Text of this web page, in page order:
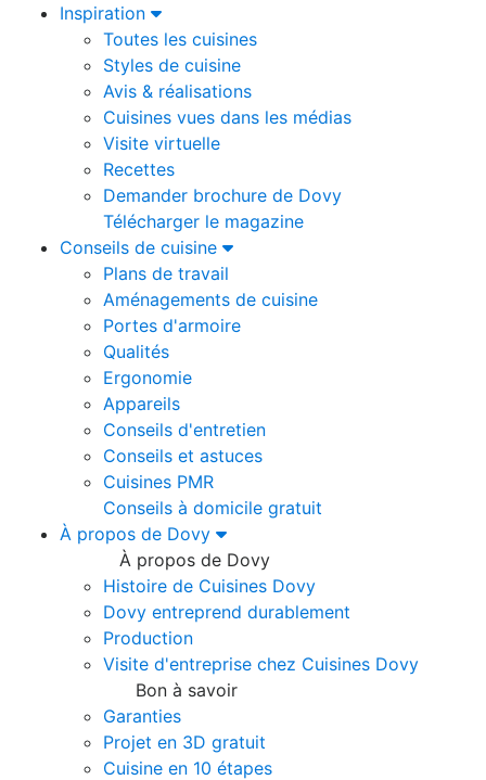
Inspiration
Toutes les cuisines
Styles de cuisine
Avis & réalisations
Cuisines vues dans les médias
Visite virtuelle
Recettes
Demander brochure de Dovy
Télécharger le magazine
Conseils de cuisine
Plans de travail
Aménagements de cuisine
Portes d'armoire
Qualités
Ergonomie
Appareils
Conseils d'entretien
Conseils et astuces
Cuisines PMR
Conseils à domicile gratuit
À propos de Dovy
À propos de Dovy
Histoire de Cuisines Dovy
Dovy entreprend durablement
Production
Visite d'entreprise chez Cuisines Dovy
Bon à savoir
Garanties
Projet en 3D gratuit
Cuisine en 10 étapes